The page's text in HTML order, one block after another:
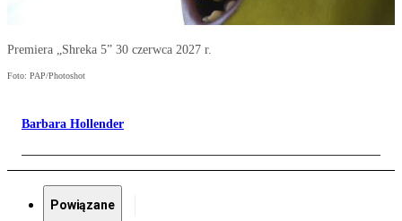
Premiera „Shreka 5” 30 czerwca 2027 r.
Foto: PAP/Photoshot
Barbara Hollender
Powiązane